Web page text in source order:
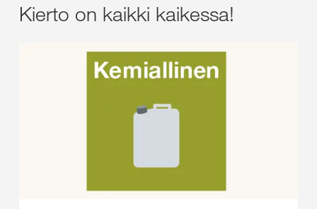
Kierto on kaikki kaikessa!